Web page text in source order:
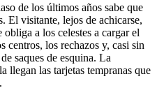
de los últimos años sabe que
El visitante, lejos de achicarse,
a los celestes a cargar el
centros, los rechazos y, casi sin
saques de esquina. La
llegan las tarjetas tempranas que